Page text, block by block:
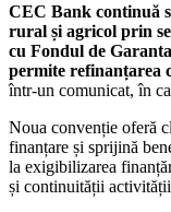
CEC Bank continuă
rural și agricol prin
cu Fondul de
permite refinanțarea
într-un comunicat, în
Noua convenție oferă
finanțare și sprijină
la exigibilizarea
și continuității